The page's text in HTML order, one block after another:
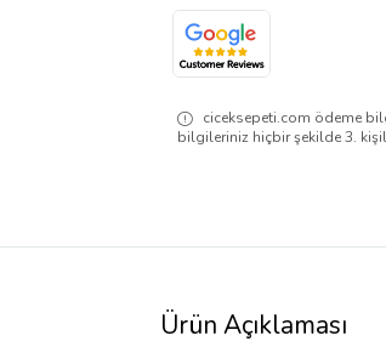
ciceksepeti.com ödeme
bilgileriniz hiçbir şekilde 3.
Ürün Açıklaması